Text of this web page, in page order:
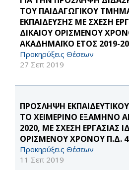
ΤΟΥ ΠΑΙΔΑΓΩΓΙΚΟΥ
ΕΚΠΑΙΔΕΥΣΗΣ ΜΕ ΣΧΕΣΗ
ΔΙΚΑΙΟΥ ΟΡΙΣΜΕΝΟΥ
ΑΚΑΔΗΜΑΪΚΟ ΕΤΟΣ 2019-
Προκηρύξεις Θέσεων
27 Σεπ 2019
ΠΡΟΣΛΗΨΗ
ΤΟ ΧΕΙΜΕΡΙΝΟ ΕΞΑΜΗΝΟ
2020, ΜΕ ΣΧΕΣΗ ΕΡΓΑΣΙΑΣ
ΟΡΙΣΜΕΝΟΥ ΧΡΟΝΟΥ Π.Δ.
Προκηρύξεις Θέσεων
11 Σεπ 2019